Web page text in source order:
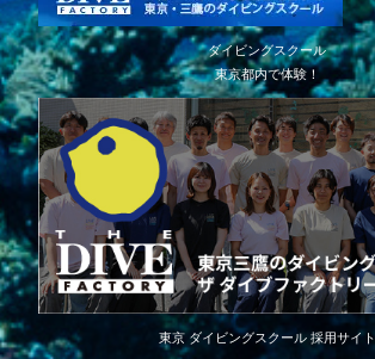
ダイビングスクール
東京都内で体験！
東京 ダイビングスクール 採用サイト